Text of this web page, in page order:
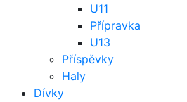
U11
Přípravka
U13
Příspěvky
Haly
Dívky